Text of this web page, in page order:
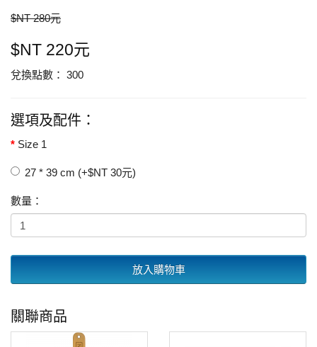
$NT 280元
$NT 220元
兌換點數： 300
選項及配件：
Size 1
27 * 39 cm (+$NT 30元)
數量：
放入購物車
關聯商品